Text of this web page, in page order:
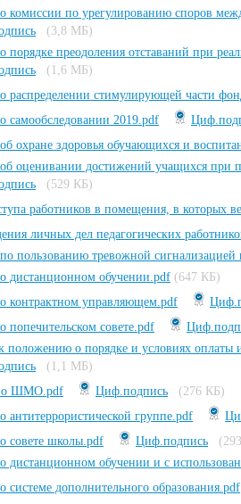
комиссии по урегулированию споров
(3,8 МБ)
порядке преодоления отставаний при
(1,6 МБ)
распределении стимулирующей части
самообследовании 2019.pdf
охране здоровья обучающихся и
оценивании достижений учащихся при
(529 КБ)
работников в помещения, в которых
личных дел педагогических
пользованию тревожной
дистанционном обучении.pdf (647 КБ)
контрактном управляющем.pdf
попечительском совете.pdf
положению о порядке и условиях
(1,1 МБ)
о ШМО.pdf
Циф.подпись
(276 КБ)
антитеррористической группе.pdf
совете школы.pdf
Циф.подпись
дистанционном обучении и с
системе дополнительного образования.pdf